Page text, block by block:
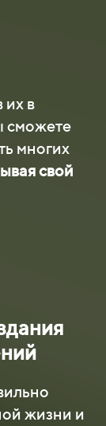
их в
сможете
многих
свой
жизни и